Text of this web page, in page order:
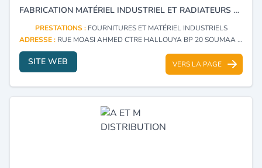
FABRICATION MATÉRIEL INDUSTRIEL ET RADIATEURS EN ALUMINIUM
PRESTATIONS : FOURNITURES ET MATÉRIEL INDUSTRIELS
ADRESSE : RUE MOASI AHMED CTRE HALLOUYA BP 20 SOUMAA - KHENCHELA
SITE WEB VERS LA PAGE